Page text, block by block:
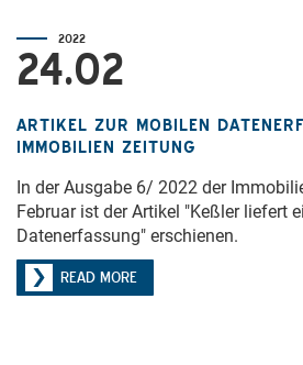
2022
24.02
ARTIKEL ZUR MOBILEN
IMMOBILIEN ZEITUNG
In der Ausgabe 6/ 2022 der
Februar ist der Artikel "Keßler liefert
Datenerfassung" erschienen.
READ MORE